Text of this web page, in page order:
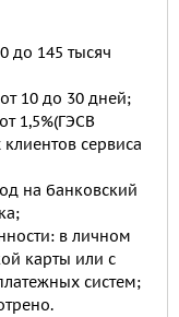
до 145 тысяч
10 до 30 дней;
1,5%(ГЭСВ
сервиса
на банковский
в личном
карты или с
систем;